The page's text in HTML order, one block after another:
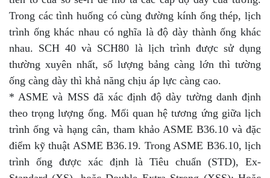
Trong các tình huống có cùng đường kính ống thép, lịch
trình ống khác nhau có nghĩa là độ dày thành ống khác
nhau. SCH 40 và SCH80 là lịch trình được sử dụng
thường xuyên nhất, số lượng bảng càng lớn thì tường
ống càng dày thì khả năng chịu áp lực càng cao.
* ASME và MSS đã xác định độ dày tường danh định
theo trọng lượng ống. Mối quan hệ tương ứng giữa lịch
trình ống và hạng cân, tham khảo ASME B36.10 và đặc
điểm kỹ thuật ASME B36.19. Trong ASME B36.10, lịch
trình ống được xác định là Tiêu chuẩn (STD), Ex-